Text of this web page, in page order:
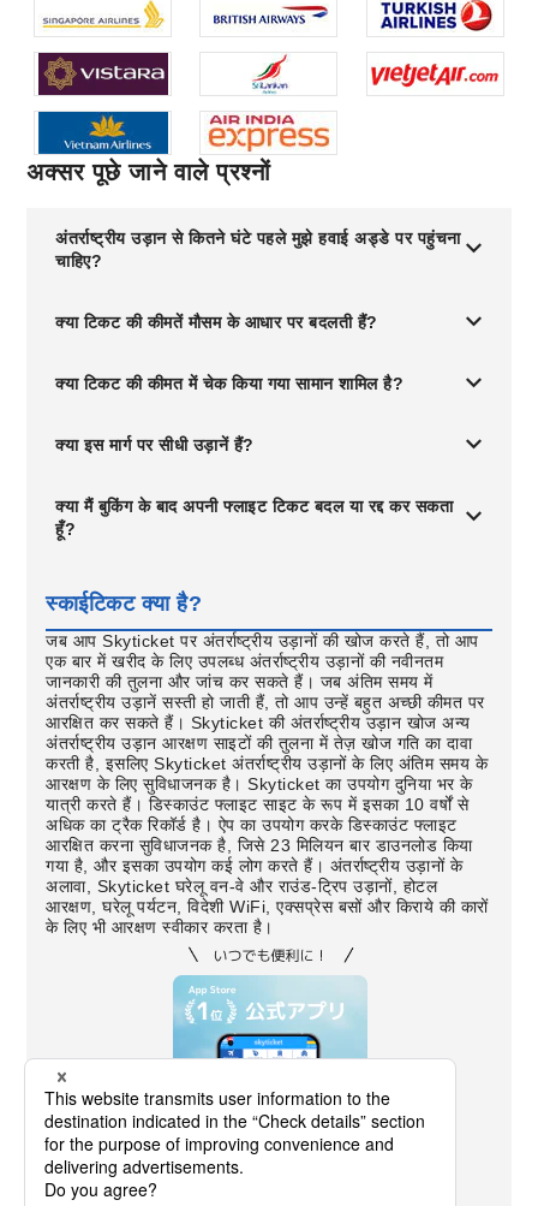
अक्सर पूछे जाने वाले प्रश्नों
अंतर्राष्ट्रीय उड़ान से कितने घंटे पहले मुझे हवाई अड्डे पर पहुंचना
चाहिए?
क्या टिकट की कीमतें मौसम के आधार पर बदलती हैं?
क्या टिकट की कीमत में चेक किया गया सामान शामिल है?
क्या इस मार्ग पर सीधी उड़ानें हैं?
क्या मैं बुकिंग के बाद अपनी फ्लाइट टिकट बदल या रद्द कर सकता
हूँ?
स्काईटिकट क्या है?
जब आप Skyticket पर अंतर्राष्ट्रीय उड़ानों की खोज करते हैं, तो आप
एक बार में खरीद के लिए उपलब्ध अंतर्राष्ट्रीय उड़ानों की नवीनतम
जानकारी की तुलना और जांच कर सकते हैं। जब अंतिम समय में
अंतर्राष्ट्रीय उड़ानें सस्ती हो जाती हैं, तो आप उन्हें बहुत अच्छी कीमत पर
आरक्षित कर सकते हैं। Skyticket की अंतर्राष्ट्रीय उड़ान खोज अन्य
अंतर्राष्ट्रीय उड़ान आरक्षण साइटों की तुलना में तेज़ खोज गति का दावा
करती है, इसलिए Skyticket अंतर्राष्ट्रीय उड़ानों के लिए अंतिम समय के
आरक्षण के लिए सुविधाजनक है। Skyticket का उपयोग दुनिया भर के
यात्री करते हैं। डिस्काउंट फ्लाइट साइट के रूप में इसका 10 वर्षों से
अधिक का ट्रैक रिकॉर्ड है। ऐप का उपयोग करके डिस्काउंट फ्लाइट
आरक्षित करना सुविधाजनक है, जिसे 23 मिलियन बार डाउनलोड किया
गया है, और इसका उपयोग कई लोग करते हैं। अंतर्राष्ट्रीय उड़ानों के
अलावा, Skyticket घरेलू वन-वे और राउंड-ट्रिप उड़ानों, होटल
आरक्षण, घरेलू पर्यटन, विदेशी WiFi, एक्सप्रेस बसों और किराये की कारों
के लिए भी आरक्षण स्वीकार करता है।